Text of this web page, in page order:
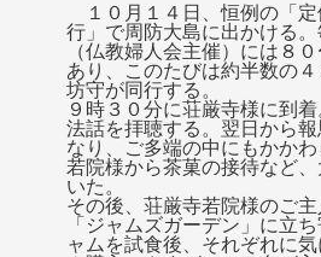
１０月１４日、恒例の「定
行」で周防大島に出かける
（仏教婦人会主催）には８
あり、このたびは約半数の
坊守が同行する。
９時３０分に荘厳寺様に到
法話を拝聴する。翌日から
なり、ご多端の中にもかか
若院様から茶菓の接待など
いた。
その後、荘厳寺若院様のご
「ジャムズガーデン」に立
ャムを試食後、それぞれに